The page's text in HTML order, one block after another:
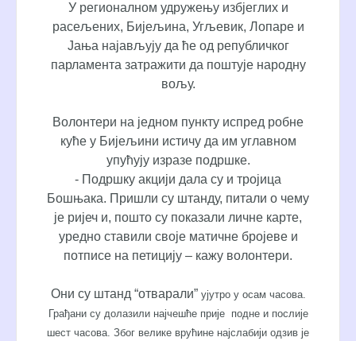
У регионалном удружењу избјеглих и
расељених, Бијељина, Угљевик, Лопаре и
Јања најављују да ће од републичког
парламента затражити да поштује народну
вољу.
Волонтери на једном пункту испред робне
куће у Бијељини истичу да им углавном
упућују изразе подршке.
- Подршку акцији дала су и тројица
Бошњака. Пришли су штанду, питали о чему
је ријеч и, пошто су показали личне карте,
уредно ставили своје матичне бројеве и
потписе на петицију – кажу волонтери.
Они су штанд “отварали”ујутро у осам часова.
Грађани су долазили најчешће прије
подне и послије
шест часова. Због велике врућине најслабији одзив је